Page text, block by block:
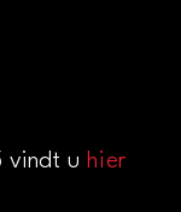
vindt uhier